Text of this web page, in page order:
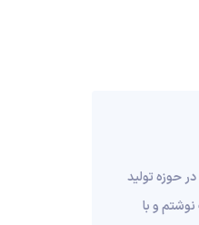
کامپیوتر و مدیریت بازرگانی. سال 1396 کار خودم را در حوزه تولید
و با